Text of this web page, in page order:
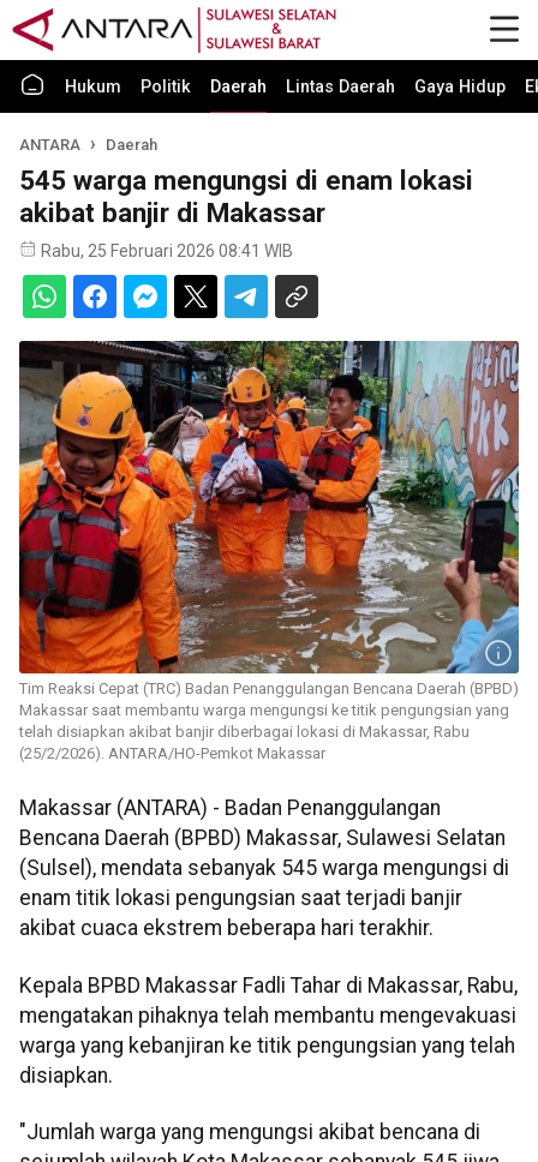
Hukum Politik Daerah Lintas Daerah Gaya Hidup
ANTARA Daerah
545 warga mengungsi di enam lokasi
akibat banjir di Makassar
Rabu, 25 Februari 2026 08:41 WIB
Tim Reaksi Cepat (TRC) Badan Penanggulangan Bencana Daerah (BPBD)
Makassar saat membantu warga mengungsi ke titik pengungsian yang
telah disiapkan akibat banjir diberbagai lokasi di Makassar, Rabu
(25/2/2026). ANTARA/HO-Pemkot Makassar
Makassar (ANTARA) - Badan Penanggulangan
Bencana Daerah (BPBD) Makassar, Sulawesi Selatan
(Sulsel), mendata sebanyak 545 warga mengungsi di
enam titik lokasi pengungsian saat terjadi banjir
akibat cuaca ekstrem beberapa hari terakhir.
Kepala BPBD Makassar Fadli Tahar di Makassar, Rabu,
mengatakan pihaknya telah membantu mengevakuasi
warga yang kebanjiran ke titik pengungsian yang telah
disiapkan.
"Jumlah warga yang mengungsi akibat bencana di